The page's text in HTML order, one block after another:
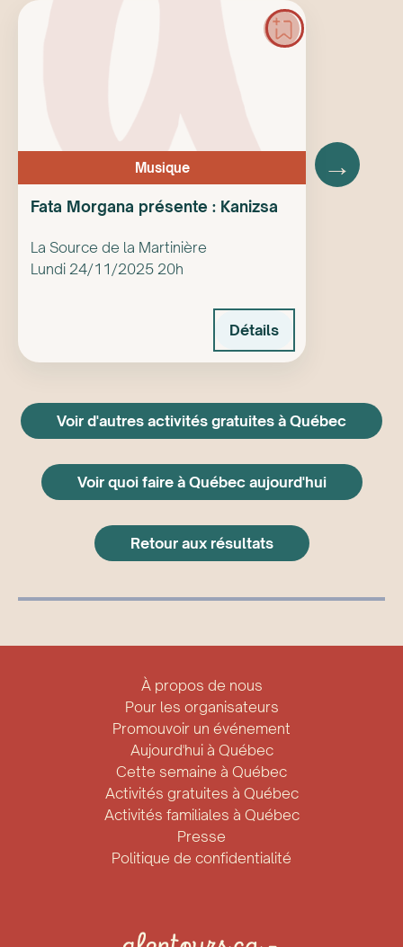
Musique
Fata Morgana présente : Kanizsa
La Source de la Martinière
Lundi 24/11/2025 20h
Détails
→
Voir d'autres activités gratuites à Québec
Voir quoi faire à Québec aujourd'hui
Retour aux résultats
À propos de nous
Pour les organisateurs
Promouvoir un événement
Aujourd'hui à Québec
Cette semaine à Québec
Activités gratuites à Québec
Activités familiales à Québec
Presse
Politique de confidentialité